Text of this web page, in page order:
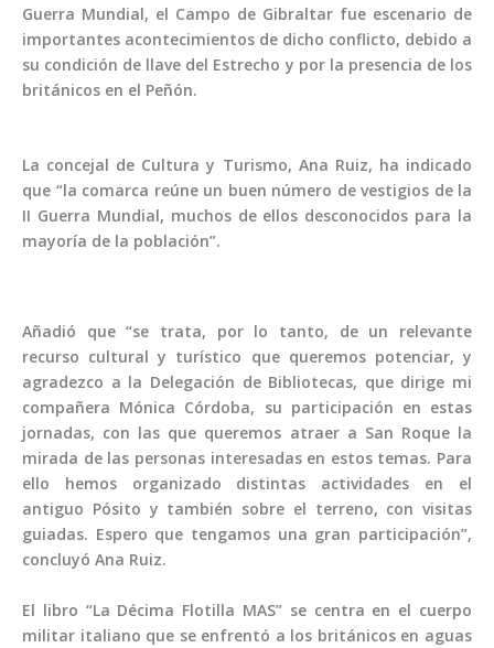
Guerra Mundial, el Campo de Gibraltar fue escenario de
importantes acontecimientos de dicho conflicto, debido a
su condición de llave del Estrecho y por la presencia de los
británicos en el Peñón.
La concejal de Cultura y Turismo, Ana Ruiz, ha indicado
que “la comarca reúne un buen número de vestigios de la
II Guerra Mundial, muchos de ellos desconocidos para la
mayoría de la población”.
Añadió que “se trata, por lo tanto, de un relevante
recurso cultural y turístico que queremos potenciar, y
agradezco a la Delegación de Bibliotecas, que dirige mi
compañera Mónica Córdoba, su participación en estas
jornadas, con las que queremos atraer a San Roque la
mirada de las personas interesadas en estos temas. Para
ello hemos organizado distintas actividades en el
antiguo Pósito y también sobre el terreno, con visitas
guiadas. Espero que tengamos una gran participación”,
concluyó Ana Ruiz.
El libro “La Décima Flotilla MAS” se centra en el cuerpo
militar italiano que se enfrentó a los británicos en aguas